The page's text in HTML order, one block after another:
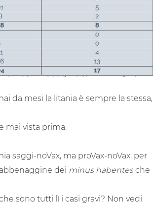
da mesi la litania è sempre la stessa,
mai vista prima.
saggi-noVax, ma proVax-noVax, per
dei minus habentesche
sono tutti lì i casi gravi? Non vedi